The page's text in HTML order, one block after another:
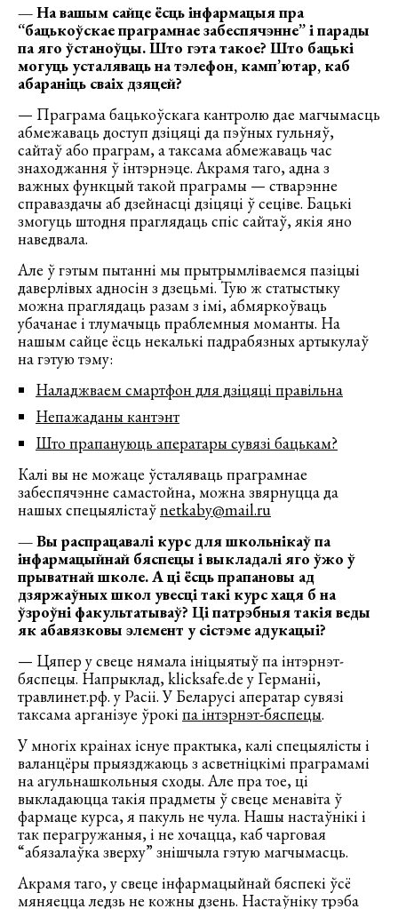
— На вашым сайце ёсць інфармацыя пра
“бацькоўскае праграмнае забеспячэнне” i парады
па яго ўстаноўцы. Што гэта такое? Што бацькі
могуць усталяваць на тэлефон, камп’ютар, каб
абараніць сваіх дзяцей?
— Праграма бацькоўскага кантролю дае магчымасць
абмежаваць доступ дзіцяці да пэўных гульняў,
сайтаў або праграм, а таксама абмежаваць час
знаходжання ў інтэрнэце. Акрамя таго, адна з
важных функцый такой праграмы — стварэнне
справаздачы аб дзейнасці дзіцяці ў сеціве. Бацькі
змогуць штодня праглядаць спіс сайтаў, якія яно
наведвала.
Але ў гэтым пытанні мы прытрымліваемся пазіцыі
даверлівых адносін з дзецьмі. Тую ж статыстыку
можна праглядаць разам з імі, абмяркоўваць
убачанае і тлумачыць праблемныя моманты. На
нашым сайце ёсць некалькі падрабязных артыкулаў
на гэтую тэму:
Наладжваем смартфон для дзіцяці правільна
Непажаданы кантэнт
Што прапануюць аператары сувязі бацькам?
Калі вы не можаце ўсталяваць праграмнае
забеспячэнне самастойна, можна звярнуцца да
нашых спецыялістаўnetkaby@mail.ru
— Вы распрацавалі курс для школьнікаў па
інфармацыйнай бяспецы і выкладалі яго ўжо ў
прыватнай школе. А ці ёсць прапановы ад
дзяржаўных школ увесці такі курс хаця б на
ўзроўні факультатываў? Ці патрэбныя такія веды
як абавязковы элемент у сістэме адукацыі?
— Цяпер у свеце нямала ініцыятыў па інтэрнэт-
бяспецы. Напрыклад, klicksafe.de у Германіі,
травлинет.рф. у Расіі. У Беларусі аператар сувязі
таксама арганізуе ўрокіпа інтэрнэт-бяспецы.
У многіх краінах існуе практыка, калі спецыялісты і
валанцёры прыязджаюць з асветніцкімі праграмамі
на агульнашкольныя сходы. Але пра тое, ці
выкладаюцца такія прадметы ў свеце менавіта ў
фармаце курса, я пакуль не чула. Нашы настаўнікі і
так перагружаныя, і не хочацца, каб чарговая
“абязалаўка зверху” знішчыла гэтую магчымасць.
Акрамя таго, у свеце інфармацыйнай бяспекі ўсё
мяняецца ледзь не кожны дзень. Настаўніку трэба